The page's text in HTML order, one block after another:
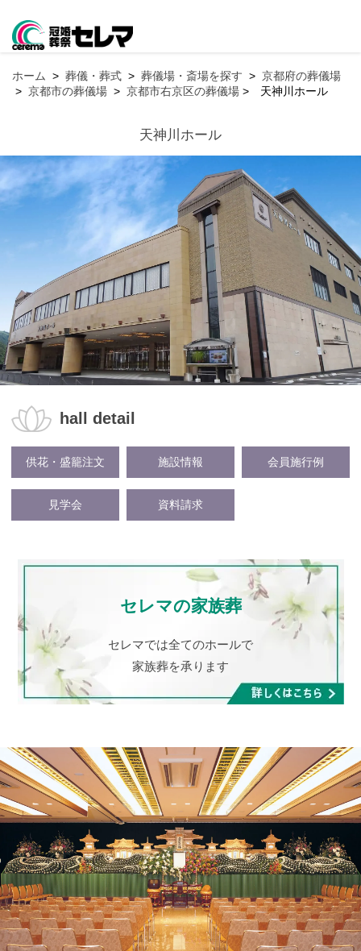
ホーム > 葬儀・葬式 > 葬儀場・斎場を探す > 京都府の葬儀場
> 京都市の葬儀場 > 京都市右京区の葬儀場 > 天神川ホール
hall detail
供花・盛籠注文 施設情報 会員施行例
見学会 資料請求
天神川ホール
セレマの家族葬
セレマでは全てのホールで
家族葬を承ります